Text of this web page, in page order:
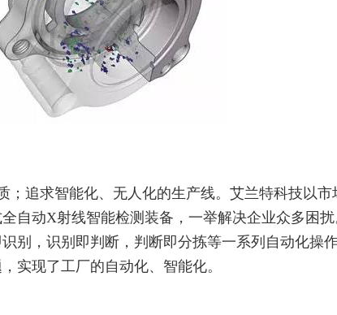
；追求智能化、无人化的生产线。艾兰特科技以
自动X射线智能检测装备，一举解决企业众多困
别，识别即判断，判断即分拣等一系列自动化操
实现了工厂的自动化、智能化。